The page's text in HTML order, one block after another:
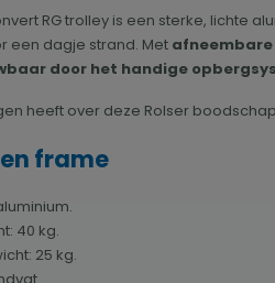
RG trolley is een sterke,
een dagje strand. Met
door het handige
heeft over deze Rolser
frame
40 kg.
25 kg.